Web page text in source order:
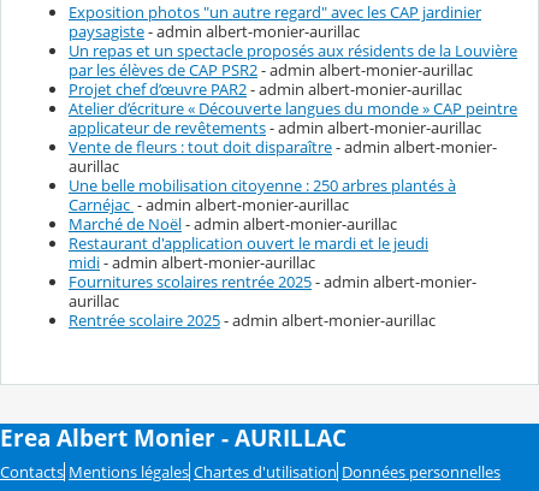
Exposition photos "un autre regard" avec les CAP jardinier
paysagiste- admin albert-monier-aurillac
Un repas et un spectacle proposés aux résidents de la Louvière
par les élèves de CAP PSR2- admin albert-monier-aurillac
Projet chef d’œuvre PAR2- admin albert-monier-aurillac
Atelier d’écriture « Découverte langues du monde » CAP peintre
applicateur de revêtements- admin albert-monier-aurillac
Vente de fleurs : tout doit disparaître- admin albert-monier-
aurillac
Une belle mobilisation citoyenne : 250 arbres plantés à
Carnéjac - admin albert-monier-aurillac
Marché de Noël- admin albert-monier-aurillac
Restaurant d'application ouvert le mardi et le jeudi
midi- admin albert-monier-aurillac
Fournitures scolaires rentrée 2025- admin albert-monier-
aurillac
Rentrée scolaire 2025- admin albert-monier-aurillac
Erea Albert Monier - AURILLAC
Contacts Mentions légales Chartes d'utilisation Données personnelles